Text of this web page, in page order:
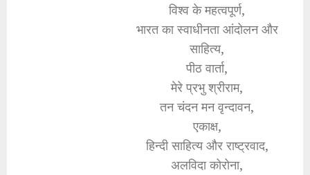
विश्व के महत्वपूर्ण,
भारत का स्वाधीनता आंदोलन और
साहित्य,
पीठ वार्ता,
मेरे प्रभु श्रीराम,
तन चंदन मन वृन्दावन,
एकाक्ष,
हिन्दी साहित्य और राष्ट्रवाद,
अलविदा कोरोना,